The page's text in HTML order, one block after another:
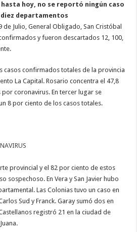
hoy, no se reportó ningún caso
diez departamentos
de Julio, General Obligado, San Cristóbal
y fueron descartados 12, 100,
casos confirmados totales de la provincia
La Capital.Rosario concentra el 47,8
coronavirus. En tercer lugar se
8 por ciento de los casos totales.
provincial y el 82 por ciento de estos
sospechoso. En Vera y San Javier hubo
Las Colonias tuvo un caso en
Sud y Franck. Garay sumó dos en
registró 21 en la ciudad de